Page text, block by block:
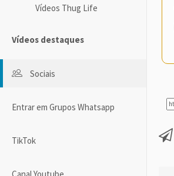
Vídeos Thug Life
Vídeos destaques
Sociais
Entrar em Grupos Whatsapp
TikTok